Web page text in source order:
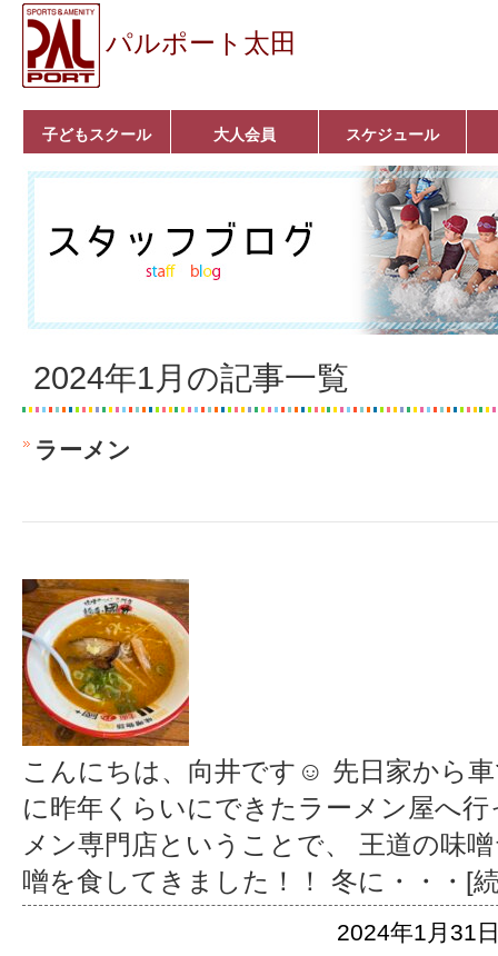
パルポート太田
子どもスクール
ベビーコース
幼児コース
小学生コース
育成コース
選手コース
キッズパーク(体操教
室)
クラシックバレエ
ボルダリング
■入会案内
大人会員
いきいきコース
トライアスロン
フィットネス
■入会案内
スケジュール
2024年1月の記事一覧
ラーメン
こんにちは、向井です☺︎ 先日家から
に昨年くらいにできたラーメン屋へ
メン専門店ということで、 王道の味
噌を食してきました！！ 冬に ・・・[
2024年1月31